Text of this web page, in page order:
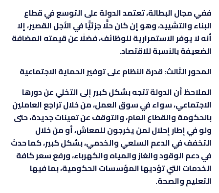
ففي مجال البطالة، تعتمد الدولة على التوسع في قطاع
البناء والتشييد، وهو إن كان حلًّا جزئيًّا في الأجل القصير، إلا
أنه لا يوفر الاستمرارية للوظائف، فضلًا عن قيمته المضافة
الضعيفة بالنسبة للاقتصاد.
المحور الثالث: قدرة النظام على توفير الحماية الاجتماعية
الملاحظ أن الدولة تتجه بشكل كبير إلى التخلي عن دورها
الاجتماعي، سواء في سوق العمل، من خلال تراجع العاملين
بالحكومة والقطاع العام، والتوقف عن تعينات جديدة، حتى
ولو في إطار إحلال لمن يخرجون للمعاش، أو من خلال
التخفف في الدعم السلعي والخدمي، بشكل كبير، كما حدث
في دعم الوقود والغاز والمياه والكهرباء، ورفع سعر كافة
الخدمات التي تؤديها المؤسسات الحكومية، بما فيها
التعليم والصحة.